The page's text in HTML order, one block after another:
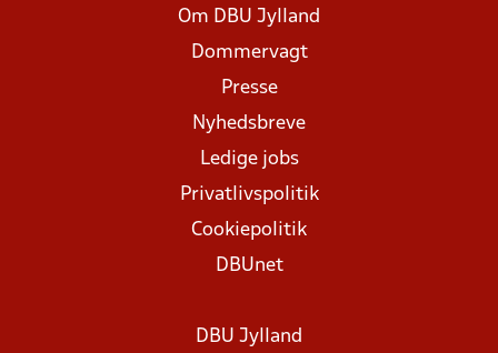
Om DBU Jylland
Dommervagt
Presse
Nyhedsbreve
Ledige jobs
Privatlivspolitik
Cookiepolitik
DBUnet
DBU Jylland